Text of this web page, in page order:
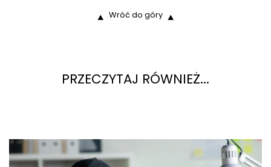
Wróć do góry
PRZECZYTAJ RÓWNIEŻ...